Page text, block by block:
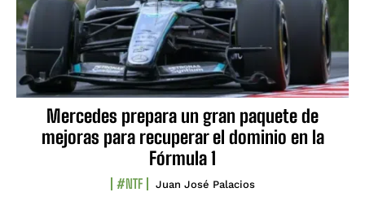
Mercedes prepara un gran paquete de
mejoras para recuperar el dominio en la
Fórmula 1
#NTF Juan José Palacios